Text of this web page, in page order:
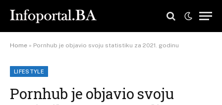
Home » Pornhub je objavio svoju statistiku za 2021. godinu
LIFESTYLE
Pornhub je objavio svoju